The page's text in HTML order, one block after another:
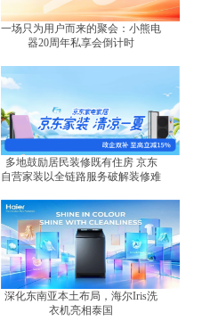
一场只为用户而来的聚会：小熊电
器20周年私享会倒计时
多地鼓励居民装修既有住房 京东
自营家装以全链路服务破解装修难
深化东南亚本土布局，海尔Iris洗
衣机亮相泰国